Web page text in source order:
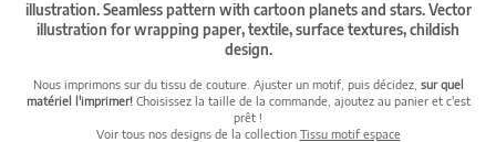
illustration. Seamless pattern with cartoon planets and stars. Vector
illustration for wrapping paper, textile, surface textures, childish
design.
Nous imprimons sur du tissu de couture. Ajuster un motif, puis décidez, sur quel
matériel l'imprimer!Choisissez la taille de la commande, ajoutez au panier et c'est
prêt !
Voir tous nos designs de la collection Tissu motif espace